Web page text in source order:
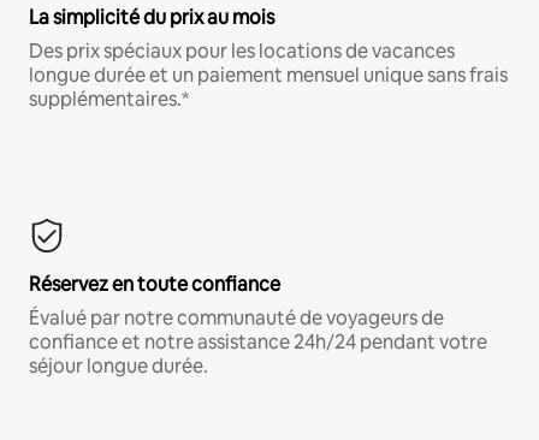
La simplicité du prix au mois
Des prix spéciaux pour les locations de vacances
longue durée et un paiement mensuel unique sans frais
supplémentaires.*
Réservez en toute confiance
Évalué par notre communauté de voyageurs de
confiance et notre assistance 24h/24 pendant votre
séjour longue durée.